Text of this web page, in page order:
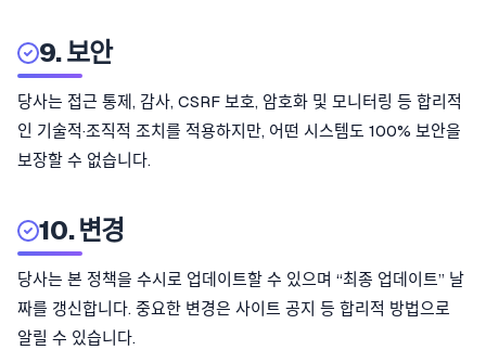
9. 보안
당사는 접근 통제, 감사, CSRF 보호, 암호화 및 모니터링 등 합리적
인 기술적·조직적 조치를 적용하지만, 어떤 시스템도 100% 보안을
보장할 수 없습니다.
10. 변경
당사는 본 정책을 수시로 업데이트할 수 있으며 “최종 업데이트” 날
짜를 갱신합니다. 중요한 변경은 사이트 공지 등 합리적 방법으로
알릴 수 있습니다.